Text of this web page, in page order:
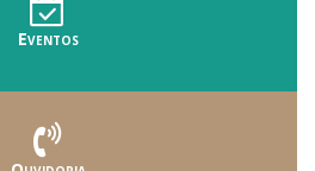
Eventos